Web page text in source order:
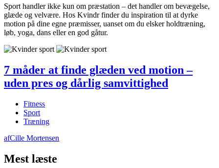
Sport handler ikke kun om præstation – det handler om bevægelse,
glæde og velvære. Hos Kvindr finder du inspiration til at dyrke
motion på dine egne præmisser, uanset om du elsker holdtræning,
løb, yoga, dans eller en god gåtur.
7 måder at finde glæden ved motion –
uden pres og dårlig samvittighed
Fitness
Sport
Træning
afCille Mortensen
Mest læste